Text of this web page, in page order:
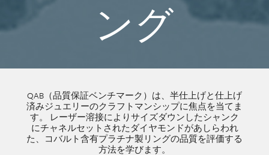
ング
QAB（品質保証ベンチマーク）は、半仕上げと仕上げ
済みジュエリーのクラフトマンシップに焦点を当てま
す。 レーザー溶接によりサイズダウンしたシャンク
にチャネルセットされたダイヤモンドがあしらわれ
た、コバルト含有プラチナ製リングの品質を評価する
方法を学びます。